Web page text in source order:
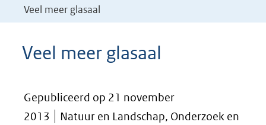
Veel meer glasaal
Veel meer glasaal
Gepubliceerd op 21 november
2013
Natuur en Landschap, Onderzoek en